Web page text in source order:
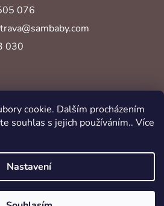
cookie. Dalším procházením
souhlas s jejich používáním.. Více
Nastavení
076
030
Vytvořil Shoptet
Sambaby